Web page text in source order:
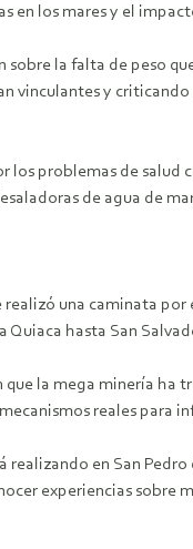
en los mares y el
sobre la falta de peso
vinculantes y
los problemas de
de agua de
una caminata
hasta San
que la mega minería ha
reales para
realizando en San
experiencias sobre